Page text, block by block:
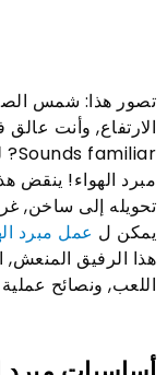
تصور هذا: شمس
الارتفاع, وأنت
Sounds familiar
?
مبرد الهواء! ينقض
تحويله إلى ساخن,
يمكن ل عمل مبرد
هذا الرفيق
اللعب, ونصائح